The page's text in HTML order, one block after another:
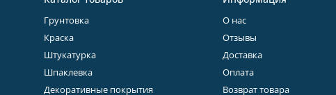
Грунтовка
Краска
Штукатурка
Шпаклевка
Декоративные покрытия
О нас
Отзывы
Доставка
Оплата
Возврат товара